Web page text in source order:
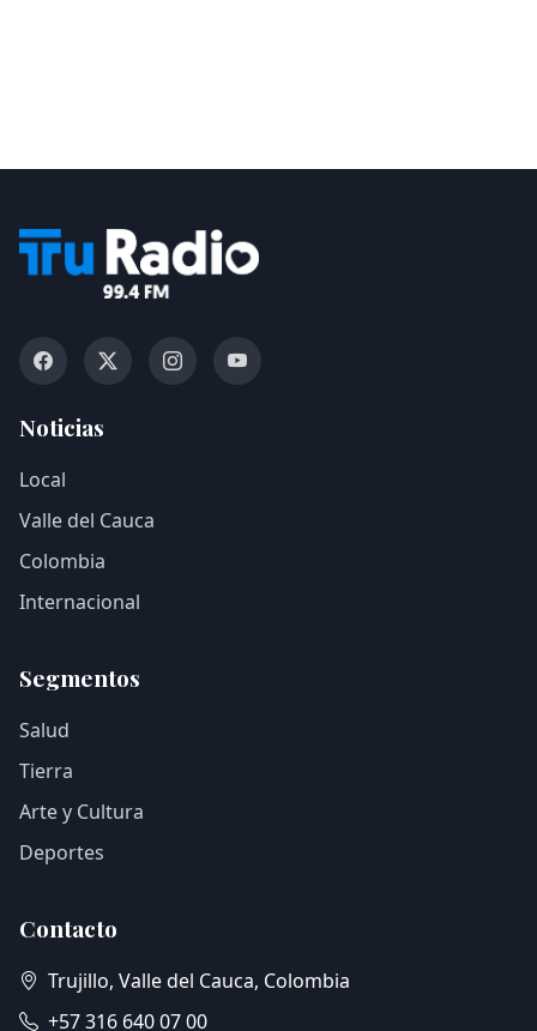
Noticias
Local
Valle del Cauca
Colombia
Internacional
Segmentos
Salud
Tierra
Arte y Cultura
Deportes
Contacto
Trujillo, Valle del Cauca, Colombia
+57 316 640 07 00